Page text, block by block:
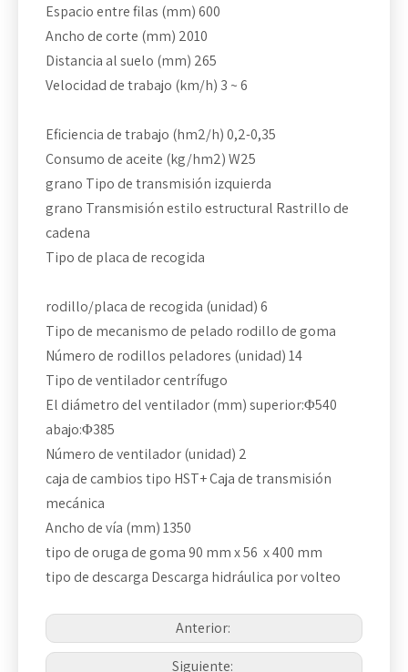
Espacio entre filas (mm) 600
Ancho de corte (mm) 2010
Distancia al suelo (mm) 265
Velocidad de trabajo (km/h) 3 ~ 6
Eficiencia de trabajo (hm2/h) 0,2-0,35
Consumo de aceite (kg/hm2) W25
grano Tipo de transmisión izquierda
grano Transmisión estilo estructural Rastrillo de
cadena
Tipo de placa de recogida
rodillo/placa de recogida (unidad) 6
Tipo de mecanismo de pelado rodillo de goma
Número de rodillos peladores (unidad) 14
Tipo de ventilador centrífugo
El diámetro del ventilador (mm) superior:Φ540
abajo:Φ385
Número de ventilador (unidad) 2
caja de cambios tipo HST+ Caja de transmisión
mecánica
Ancho de vía (mm) 1350
tipo de oruga de goma 90 mm x 56 x 400 mm
tipo de descarga Descarga hidráulica por volteo
Anterior:
Siguiente: